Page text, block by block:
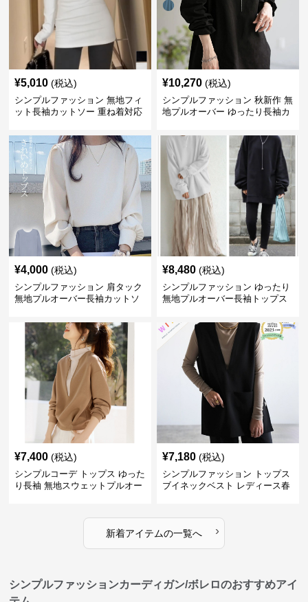
¥5,010 (税込)
シンプルファッション 無地フィ
ット長袖カットソー 重ね着対応
¥10,270 (税込)
シンプルファッション 秋新作 無
地プルオーバー ゆったり長袖カ
¥4,000 (税込)
シンプルファッション 肩タック
無地プルオーバー長袖カットソ
¥8,480 (税込)
シンプルファッション ゆったり
無地プルオーバー長袖トップス
¥7,400 (税込)
シンプルコーデ トップス ゆった
り長袖 無地スウェットプルオー
¥7,180 (税込)
シンプルファッション トップス
ブイネックベスト レディース春
新着アイテムの一覧へ ›
シンプルファッションカーディガン/ボレロのおすすめアイ